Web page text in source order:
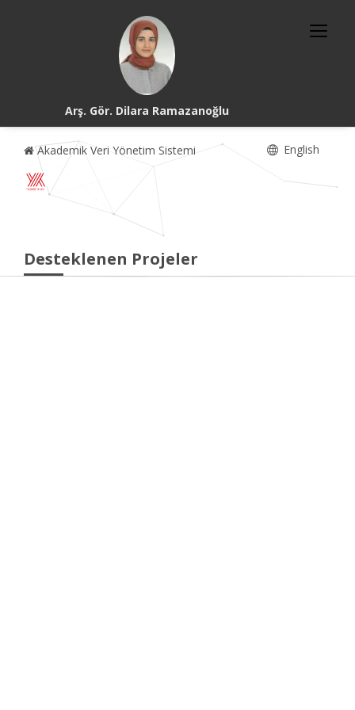
Arş. Gör. Dilara Ramazanoğlu
Akademik Veri Yönetim Sistemi English
Desteklenen Projeler